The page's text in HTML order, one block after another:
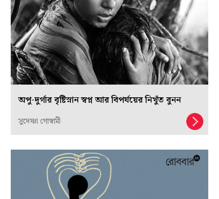
অপু-দুর্গার বৃষ্টিস্নান স্বপ্ন আর বিপর্যয়ের নিখুঁত বুনন
সুদেষ্ণা গোস্বামী